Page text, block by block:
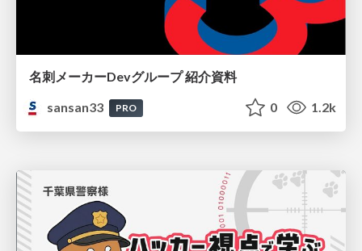
名刺メーカーDevグループ 紹介資料
sansan33
PRO 0 1.2k